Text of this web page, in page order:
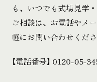
も、いつでも式場見学
ご相談は、お電話やメ
軽にお問い合わせくださ
【電話番号】 0120-05-